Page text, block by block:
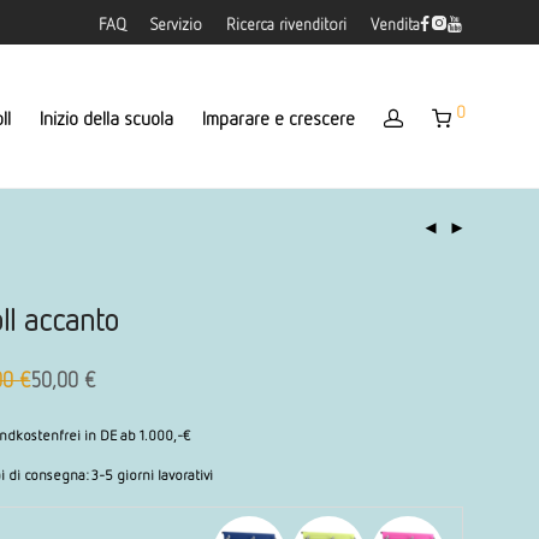
FAQ Servizio Ricerca rivenditori Vendita
Inizio della scuola Imparare e crescere 0
accanto
€50,00 €
in DE ab 1.000,-€
di consegna:3-5 giorni lavorativi